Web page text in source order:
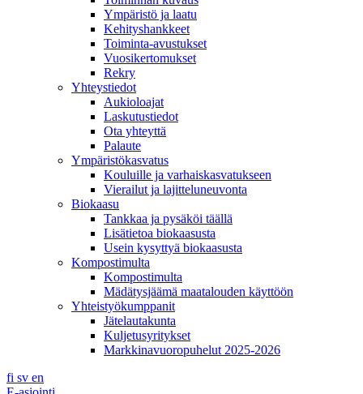
Ympäristö ja laatu
Kehityshankkeet
Toiminta-avustukset
Vuosikertomukset
Rekry
Yhteystiedot
Aukioloajat
Laskutustiedot
Ota yhteyttä
Palaute
Ympäristökasvatus
Kouluille ja varhaiskasvatukseen
Vierailut ja lajitteluneuvonta
Biokaasu
Tankkaa ja pysäköi täällä
Lisätietoa biokaasusta
Usein kysyttyä biokaasusta
Kompostimulta
Kompostimulta
Mädätysjäämä maatalouden käyttöön
Yhteistyökumppanit
Jätelautakunta
Kuljetusyritykset
Markkinavuoropuhelut 2025-2026
fi sv en